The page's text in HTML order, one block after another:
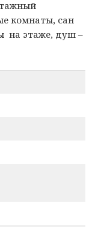
комнаты, сан
на этаже, душ –